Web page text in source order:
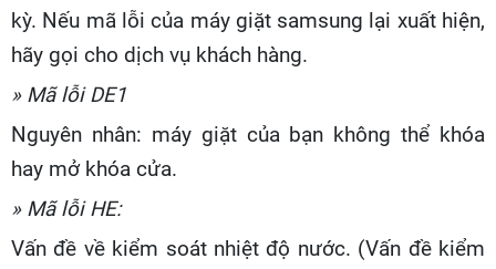
kỳ. Nếu mã lỗi của máy giặt samsung lại xuất hiện,
hãy gọi cho dịch vụ khách hàng.
» Mã lỗi DE1
Nguyên nhân: máy giặt của bạn không thể khóa
hay mở khóa cửa.
» Mã lỗi HE:
Vấn đề về kiểm soát nhiệt độ nước. (Vấn đề kiểm